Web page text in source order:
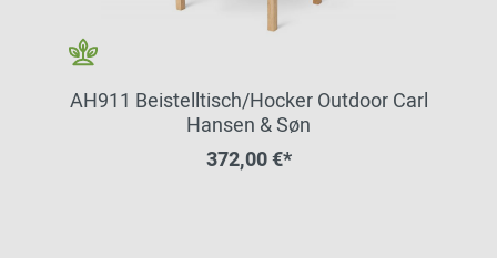
AH911 Beistelltisch/Hocker Outdoor Carl
Hansen & Søn
372,00 €*